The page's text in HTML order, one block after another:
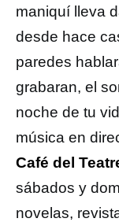
maniquí lleva
desde hace
paredes
grabaran, el
noche de tu
música en
Café del
sábados y
novelas,